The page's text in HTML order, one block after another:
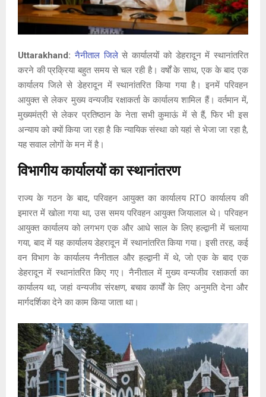
Uttarakhand: नैनीताल जिलेसे कार्यालयों को डेहरादून में स्थानांतरित
करने की प्रक्रिया बहुत समय से चल रही है। वर्षों के साथ, एक के बाद एक
कार्यालय जिले से डेहरादून में स्थानांतरित किया गया है। इनमें परिवहन
आयुक्त से लेकर मुख्य वन्यजीव रक्षाकर्ता के कार्यालय शामिल हैं। वर्तमान में,
मुख्यमंत्री से लेकर प्रतिष्ठान के नेता सभी कुमाऊं में से हैं, फिर भी इस
अन्याय को क्यों किया जा रहा है कि न्यायिक संस्था को यहां से भेजा जा रहा है,
यह सवाल लोगों के मन में है।
विभागीय कार्यालयों का स्थानांतरण
राज्य के गठन के बाद, परिवहन आयुक्त का कार्यालय RTO कार्यालय की
इमारत में खोला गया था, उस समय परिवहन आयुक्त जियालाल थे। परिवहन
आयुक्त कार्यालय को लगभग एक और आधे साल के लिए हल्द्वानी में चलाया
गया, बाद में यह कार्यालय डेहरादून में स्थानांतरित किया गया। इसी तरह, कई
वन विभाग के कार्यालय नैनीताल और हल्द्वानी में थे, जो एक के बाद एक
डेहरादून में स्थानांतरित किए गए। नैनीताल में मुख्य वन्यजीव रक्षाकर्ता का
कार्यालय था, जहां वन्यजीव संरक्षण, बचाव कार्यों के लिए अनुमति देना और
मार्गदर्शिका देने का काम किया जाता था।